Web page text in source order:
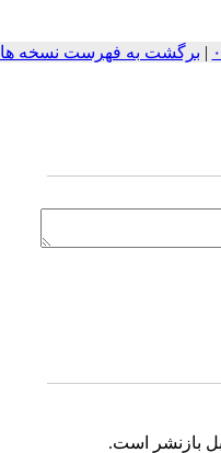
| برگشت به فهرست نسخه ها
بازنشر است.